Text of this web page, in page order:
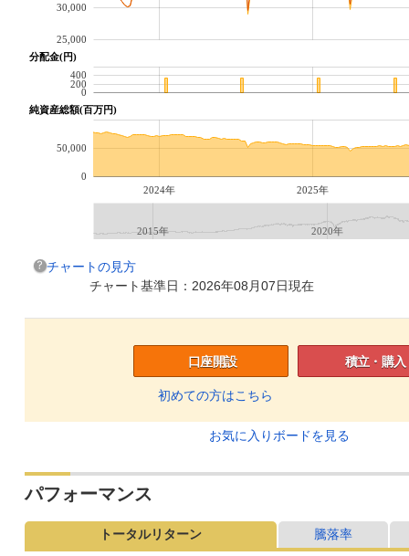
25,000
30,000
分配金(円)
0
200
400
純資産総額(百万円)
2024年 2025年
0
50,000
2015年 2020年
チャートの見方
チャート基準日：2026年08月07日現在
口座開設
初めての方はこちら
積立・購入
お気に入りボードを見る
パフォーマンス
トータルリターン 騰落率